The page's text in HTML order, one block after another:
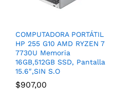
COMPUTADORA PORTÁTIL
HP 255 G10 AMD RYZEN 7
7730U Memoria
16GB,512GB SSD, Pantalla
15.6″,SIN S.O
$907,00